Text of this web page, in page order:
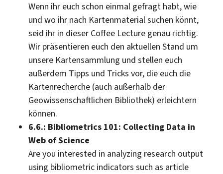
Wenn ihr euch schon einmal gefragt habt, wie
und wo ihr nach Kartenmaterial suchen könnt,
seid ihr in dieser Coffee Lecture genau richtig.
Wir präsentieren euch den aktuellen Stand um
unsere Kartensammlung und stellen euch
außerdem Tipps und Tricks vor, die euch die
Kartenrecherche (auch außerhalb der
Geowissenschaftlichen Bibliothek) erleichtern
können.
6.6.: Bibliometrics 101: Collecting Data in
Web of Science
Are you interested in analyzing research output
using bibliometric indicators such as article